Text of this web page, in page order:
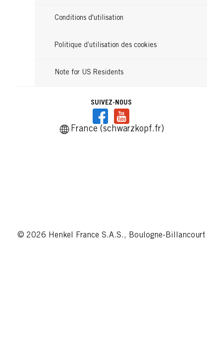
Conditions d'utilisation
Politique d’utilisation des cookies
Note for US Residents
SUIVEZ-NOUS
France (schwarzkopf.fr)
© 2026 Henkel France S.A.S., Boulogne-Billancourt